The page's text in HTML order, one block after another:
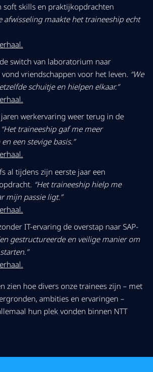
soft skills en praktijkopdrachten
afwisseling maakte het traineeship echt
switch van laboratorium naar
vriendschappen voor het leven. “We
schuitje en hielpen elkaar.”
werkervaring weer terug in de
“Het traineeship gaf me meer
een stevige basis.”
al tijdens zijn eerste jaar een
“Het traineeship hielp me
mijn passie ligt.”
IT-ervaring de overstap naar SAP-
gestructureerde en veilige manier om
zien hoe divers onze trainees zijn – met
ambities en ervaringen –
hun plek vonden binnen NTT